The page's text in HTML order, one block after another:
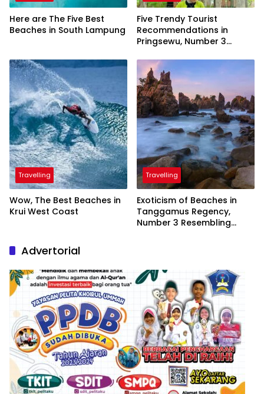
Here are The Five Best
Beaches in South Lampung
Five Trendy Tourist
Recommendations in
Pringsewu, Number 3
President
Travelling
Wow, The Best Beaches in
Krui West Coast
Travelling
Exoticism of Beaches in
Tanggamus Regency,
Number 3 Resembling
Advertorial